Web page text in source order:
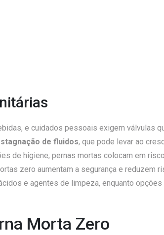
e cuidados pessoais exigem válvulas
de fluidos, que pode levar ao
de higiene; pernas mortas colocam em
zero aumentam a segurança e reduzem
e agentes de limpeza, enquanto
Morta Zero